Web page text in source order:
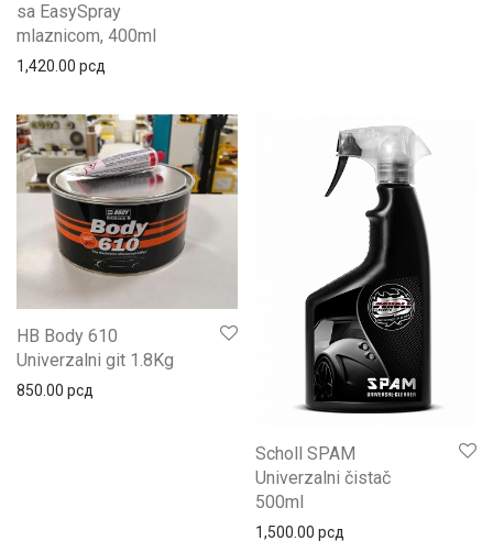
sa EasySpray
mlaznicom, 400ml
1,420.00 рсд
HB Body 610
Univerzalni git 1.8Kg
850.00 рсд
Scholl SPAM
Univerzalni čistač
500ml
1,500.00 рсд